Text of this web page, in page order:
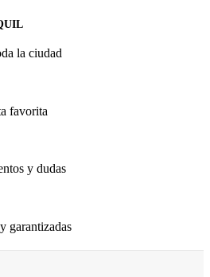
la ciudad
favorita
y dudas
garantizadas